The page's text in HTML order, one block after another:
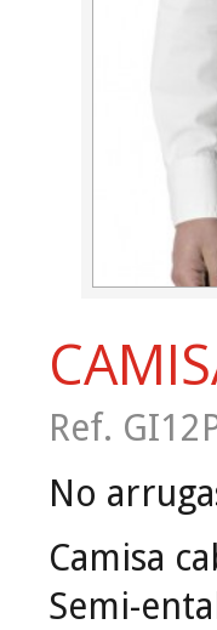
Ref.
No
Camisa
Semi-